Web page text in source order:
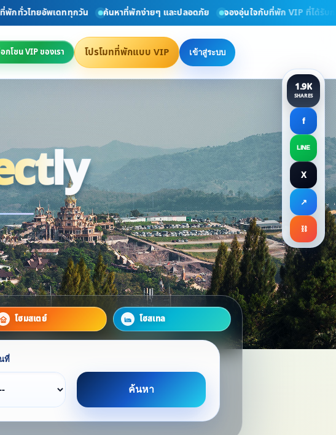
ยอัพเดททุกวัน ค้นหาที่พักง่ายๆ และปลอดภัย จองอุ่นใจกับที่พัก VIP ที่ได้รับการตรวจ
อกโซน VIP ของเรา โปรโมทที่พักแบบ VIP เข้าสู่ระบบ
Directly
โฮมสเตย์ โฮสเทล
ที่
ค้นหา
1.9K
SHARES
f
LINE
X
↗
⛓